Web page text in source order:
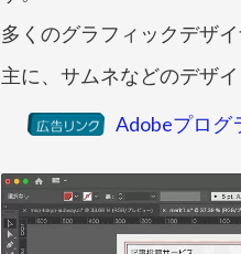
多くのグラフィックデザ
主に、サムネなどのデザ
Adobeプログ